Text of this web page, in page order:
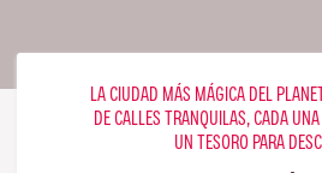
LA CIUDAD MÁS MÁGICA DEL
DE CALLES TRANQUILAS, CADA
UN TESORO PARA